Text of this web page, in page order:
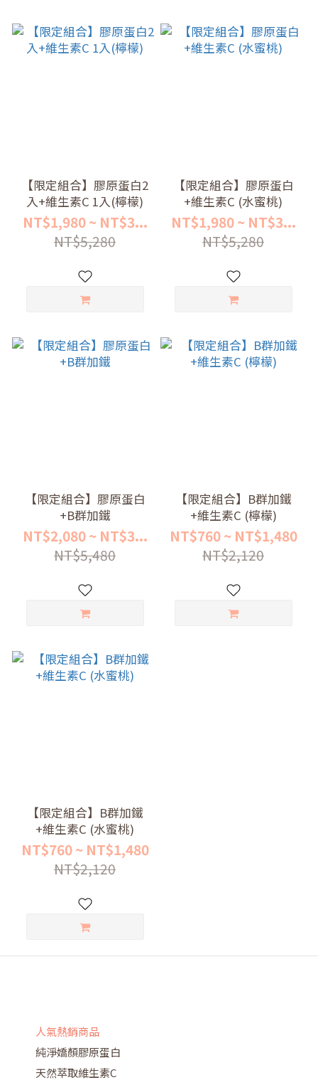
【限定組合】膠原蛋白2
入+維生素C 1入(檸檬)
NT$1,980 ~ NT$3...
NT$5,280
【限定組合】膠原蛋白
+維生素C (水蜜桃)
NT$1,980 ~ NT$3...
NT$5,280
【限定組合】膠原蛋白
+B群加鐵
NT$2,080 ~ NT$3...
NT$5,480
【限定組合】B群加鐵
+維生素C (檸檬)
NT$760 ~ NT$1,480
NT$2,120
【限定組合】B群加鐵
+維生素C (水蜜桃)
NT$760 ~ NT$1,480
NT$2,120
人氣熱銷商品
純淨嬌顏膠原蛋白
天然萃取維生素C